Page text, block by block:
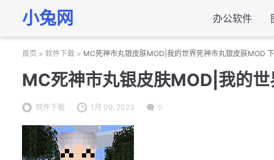
小兔网 办公软件
首页 > 软件下载 > MC死神市丸银皮肤MOD|我的世界死神市丸银皮肤MOD
MC死神市丸银皮肤MOD|我的
软件下载 1月 09, 2023 0